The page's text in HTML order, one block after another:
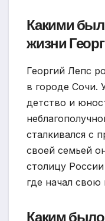
Какими
жизни
Георгий Лепс
в городе Сочи.
детство и
сталкивался с
своей семьей
столицу
где начал свою